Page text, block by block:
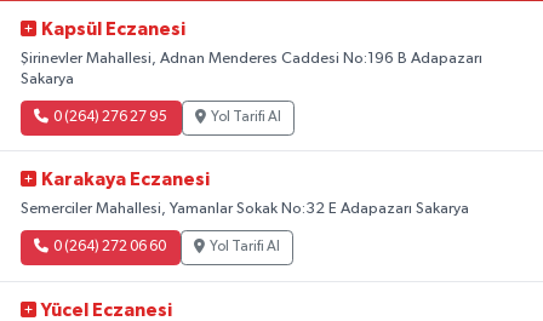
Kapsül Eczanesi
Şirinevler Mahallesi, Adnan Menderes Caddesi No:196 B Adapazarı
Sakarya
0 (264) 276 27 95 Yol Tarifi Al
Karakaya Eczanesi
Semerciler Mahallesi, Yamanlar Sokak No:32 E Adapazarı Sakarya
0 (264) 272 06 60 Yol Tarifi Al
Yücel Eczanesi